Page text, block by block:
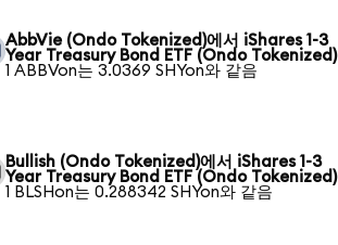
AbbVie (Ondo Tokenized)에서 iShares 1-3
Year Treasury Bond ETF (Ondo Tokenized)
1 ABBVon는 3.0369 SHYon와 같음
Bullish (Ondo Tokenized)에서 iShares 1-3
Year Treasury Bond ETF (Ondo Tokenized)
1 BLSHon는 0.288342 SHYon와 같음